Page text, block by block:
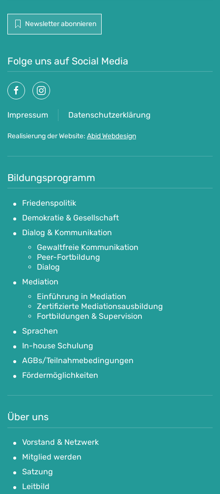
Newsletter abonnieren
Folge uns auf Social Media
Impressum Datenschutzerklärung
Realisierung der Website: Abid Webdesign
Bildungsprogramm
Friedenspolitik
Demokratie & Gesellschaft
Dialog & Kommunikation
Gewaltfreie Kommunikation
Peer-Fortbildung
Dialog
Mediation
Einführung in Mediation
Zertifizierte Mediationsausbildung
Fortbildungen & Supervision
Sprachen
In-house Schulung
AGBs/Teilnahmebedingungen
Fördermöglichkeiten
Über uns
Vorstand & Netzwerk
Mitglied werden
Satzung
Leitbild